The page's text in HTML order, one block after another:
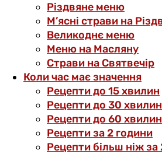
Різдвяне меню
М’ясні страви на
Великоднє меню
Меню на Масляну
Страви на Святвечір
Коли час має значення
Рецепти до 15 хвилин
Рецепти до 30 хвилин
Рецепти до 60 хвилин
Рецепти за 2 години
Рецепти більш ніж за